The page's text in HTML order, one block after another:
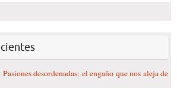
Pasiones desordenadas: el engaño que nos aleja de